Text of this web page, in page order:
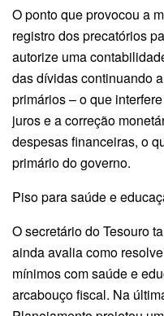
O ponto que provocou a
registro dos precatórios
autorize uma
das dívidas continuando
primários – o que
juros e a correção
despesas financeiras, o
primário do governo.
Piso para saúde e
O secretário do Tesouro
ainda avalia como
mínimos com saúde e
arcabouço fiscal. Na